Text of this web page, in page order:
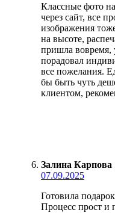
Классные фото на
через сайт, все
изображения
на высоте,
пришла вовремя,
порадовал
все пожелания.
бы быть чуть
клиентом,
Залина Карпова
07.09.2025
Готовила
Процесс прост и